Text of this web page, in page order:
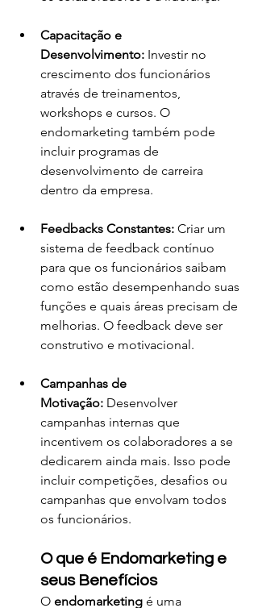
Capacitação e
Desenvolvimento: Investir no
crescimento dos funcionários
através de treinamentos,
workshops e cursos. O
endomarketing também pode
incluir programas de
desenvolvimento de carreira
dentro da empresa.
Feedbacks Constantes: Criar um
sistema de feedback contínuo
para que os funcionários saibam
como estão desempenhando suas
funções e quais áreas precisam de
melhorias. O feedback deve ser
construtivo e motivacional.
Campanhas de
Motivação: Desenvolver
campanhas internas que
incentivem os colaboradores a se
dedicarem ainda mais. Isso pode
incluir competições, desafios ou
campanhas que envolvam todos
os funcionários.
O que é Endomarketing e
seus Benefícios
O endomarketing é uma